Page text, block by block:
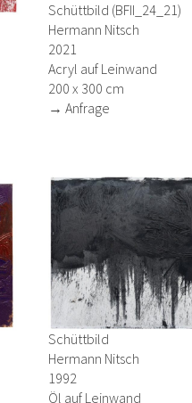
Schüttbild (BFII_24_21)
Hermann Nitsch
2021
Acryl auf Leinwand
200 x 300 cm
→ Anfrage
Schüttbild
Hermann Nitsch
1992
Öl auf Leinwand